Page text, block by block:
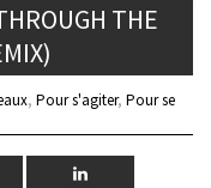
THE
, Pour s'agiter, Pour se